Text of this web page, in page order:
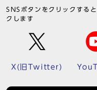
SNSボタンをクリックする
クします
X(旧Twitter)